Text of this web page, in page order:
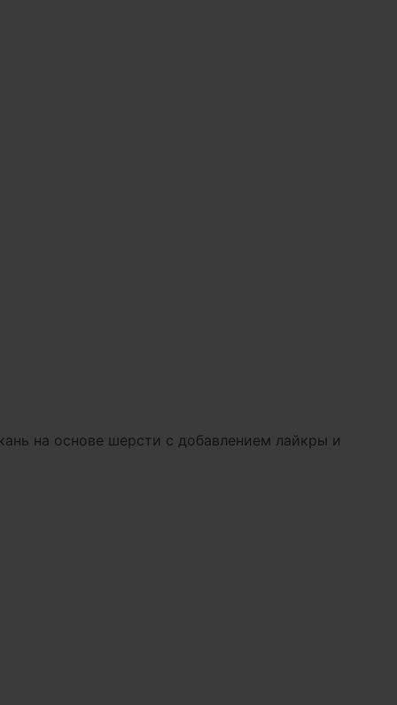
на основе шерсти с добавлением лайкры и